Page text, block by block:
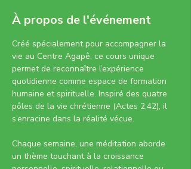
À propos de l'événement
Créé spécialement pour accompagner la
vie au Centre Agapê, ce cours unique
permet de reconnaître l’expérience
quotidienne comme espace de formation
humaine et spirituelle. Inspiré des quatre
pôles de la vie chrétienne (Actes 2,42), il
s’enracine dans la réalité vécue.
Chaque semaine, une méditation aborde
un thème touchant à la croissance